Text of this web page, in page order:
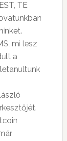
TE
mi lesz
a